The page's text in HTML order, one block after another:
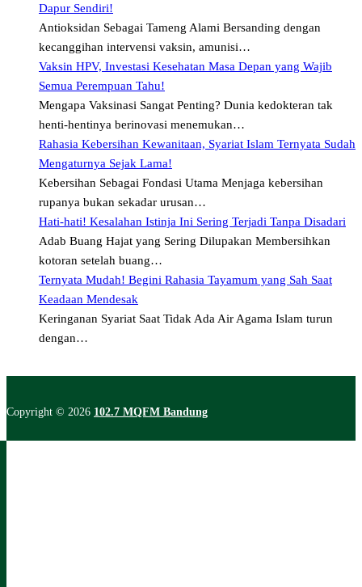
Dapur Sendiri!
Antioksidan Sebagai Tameng Alami Bersanding dengan
kecanggihan intervensi vaksin, amunisi…
Vaksin HPV, Investasi Kesehatan Masa Depan yang Wajib
Semua Perempuan Tahu!
Mengapa Vaksinasi Sangat Penting? Dunia kedokteran tak
henti-hentinya berinovasi menemukan…
Rahasia Kebersihan Kewanitaan, Syariat Islam Ternyata Sudah
Mengaturnya Sejak Lama!
Kebersihan Sebagai Fondasi Utama Menjaga kebersihan
rupanya bukan sekadar urusan…
Hati-hati! Kesalahan Istinja Ini Sering Terjadi Tanpa Disadari
Adab Buang Hajat yang Sering Dilupakan Membersihkan
kotoran setelah buang…
Ternyata Mudah! Begini Rahasia Tayamum yang Sah Saat
Keadaan Mendesak
Keringanan Syariat Saat Tidak Ada Air Agama Islam turun
dengan…
Copyright © 2026 102.7 MQFM Bandung